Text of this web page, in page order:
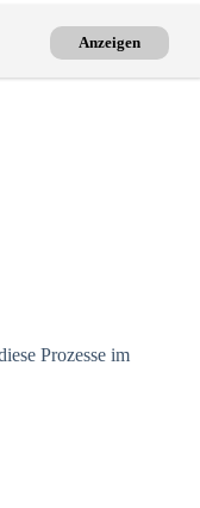
Anzeigen
Prozesse im